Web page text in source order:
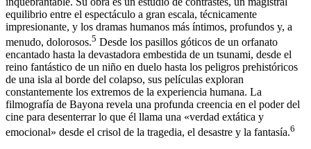
equilibrio entre el espectáculo a gran escala, técnicamente
impresionante, y los dramas humanos más íntimos, profundos y, a
menudo, dolorosos.5 Desde los pasillos góticos de un orfanato
encantado hasta la devastadora embestida de un tsunami, desde el
reino fantástico de un niño en duelo hasta los peligros prehistóricos
de una isla al borde del colapso, sus películas exploran
constantemente los extremos de la experiencia humana. La
filmografía de Bayona revela una profunda creencia en el poder del
cine para desenterrar lo que él llama una «verdad extática y
emocional» desde el crisol de la tragedia, el desastre y la fantasía.6